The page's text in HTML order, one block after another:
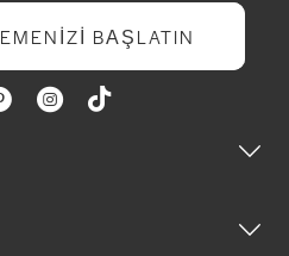
BAŞLATIN